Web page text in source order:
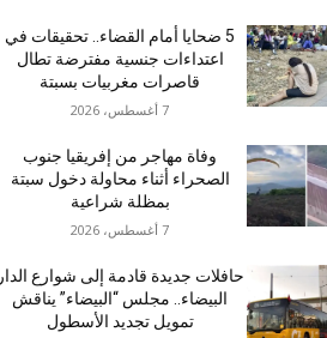
5 ضحايا أمام القضاء.. تحقيقات في
اعتداءات جنسية مفترضة تطال
قاصرات مغربيات بسبتة
7 أغسطس، 2026
وفاة مهاجر من إفريقيا جنوب
الصحراء أثناء محاولة دخول سبتة
بمظلة شراعية
7 أغسطس، 2026
حافلات جديدة قادمة إلى شوارع الدار
البيضاء.. مجلس “البيضاء” يناقش
تمويل تجديد الأسطول